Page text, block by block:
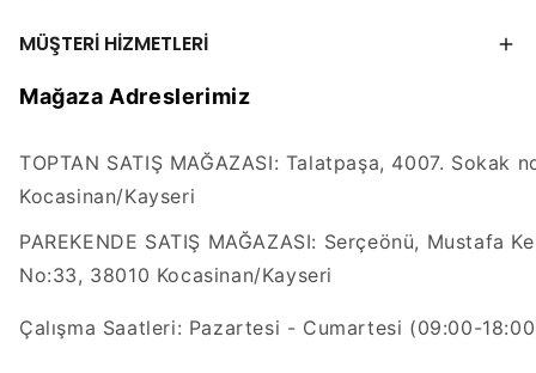
MÜŞTERİ HİZMETLERİ
Mağaza Adreslerimiz
TOPTAN SATIŞ MAĞAZASI: Talatpaşa, 4007. Sokak
Kocasinan/Kayseri
PAREKENDE SATIŞ MAĞAZASI: Serçeönü, Mustafa
No:33, 38010 Kocasinan/Kayseri
Çalışma Saatleri: Pazartesi - Cumartesi (09:00-